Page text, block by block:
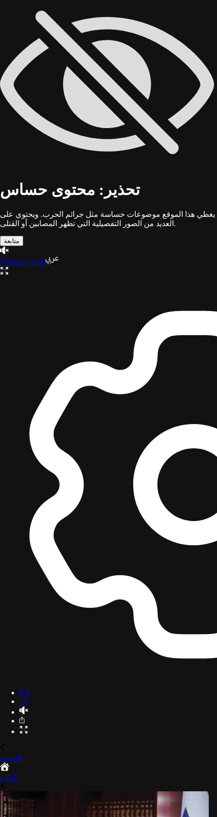
تحذير: محتوى حساس
يغطي هذا الموقع موضوعات حساسة مثل جرائم الحرب. ويحتوي على
العديد من الصور التفصيلية التي تظهر المصابين أو القتلى.
متابعة
TürkçeEnglish
EN
TR
السابق
التالي